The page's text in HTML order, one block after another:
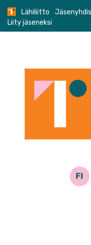
Skip
content
Lähiliitto
Liity jäseneksi
FI